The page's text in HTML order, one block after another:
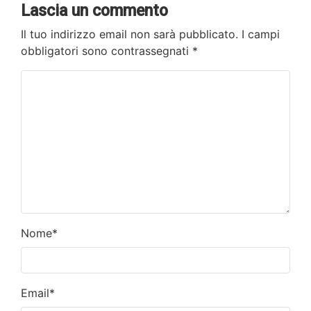
Lascia un commento
Il tuo indirizzo email non sarà pubblicato. I campi
obbligatori sono contrassegnati *
Nome*
Email*